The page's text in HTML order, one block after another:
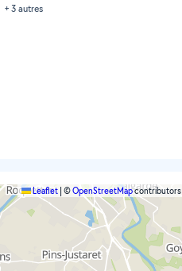
+ 3 autres
Leaflet ©OpenStreetMapcontributors